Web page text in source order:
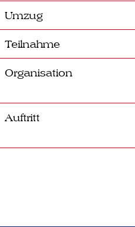
Umzug
Teilnahme
Organisation
Auftritt